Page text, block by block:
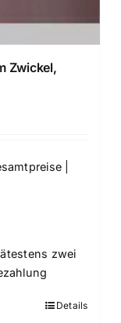
Zwickel,
|
zwei
Details